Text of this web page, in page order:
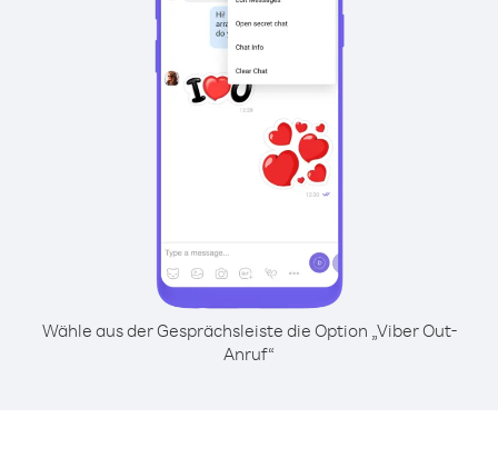
Wähle aus der Gesprächsleiste die Option „Viber Out-
Anruf“